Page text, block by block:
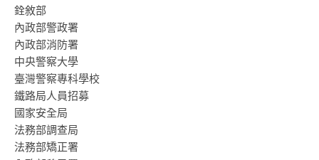
銓敘部
內政部警政署
內政部消防署
中央警察大學
臺灣警察專科學校
鐵路局人員招募
國家安全局
法務部調查局
法務部矯正署